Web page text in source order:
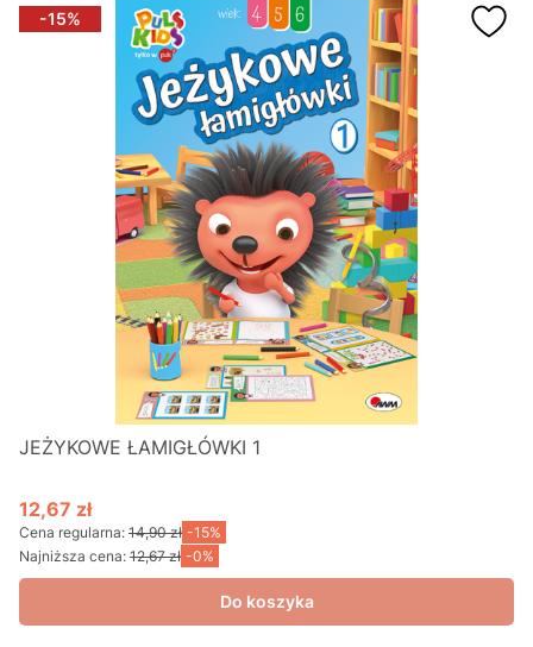
-15%
JEŻYKOWE ŁAMIGŁÓWKI 1
Cena promocyjna
12,67 zł
Cena regularna: 14,90 zł -15%
Najniższa cena: 12,67 zł -0%
Do koszyka